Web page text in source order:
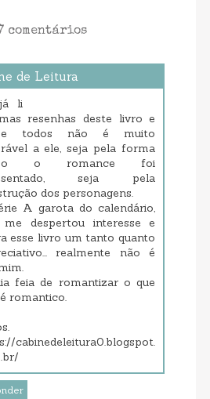
comentários
de Leitura
li
resenhas deste livro e
todos não é muito
a ele, seja pela forma
o romance foi
seja pela
dos personagens.
A garota do calendário,
me despertou interesse e
esse livro um tanto quanto
realmente não é
feia de romantizar o que
romantico.
cabinedeleitura0.blogspot.